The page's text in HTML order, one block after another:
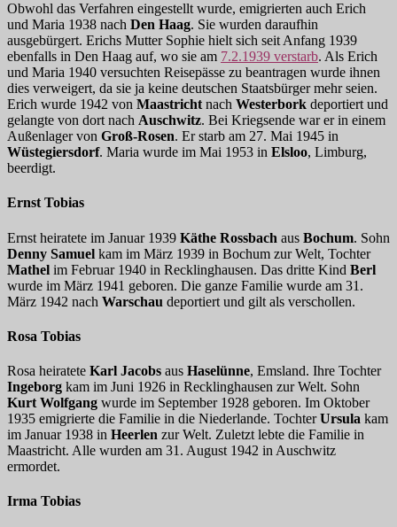
Obwohl das Verfahren eingestellt wurde, emigrierten auch Erich
und Maria 1938 nach Den Haag. Sie wurden daraufhin
ausgebürgert. Erichs Mutter Sophie hielt sich seit Anfang 1939
ebenfalls in Den Haag auf, wo sie am 7.2.1939 verstarb. Als Erich
und Maria 1940 versuchten Reisepässe zu beantragen wurde ihnen
dies verweigert, da sie ja keine deutschen Staatsbürger mehr seien.
Erich wurde 1942 von Maastricht nach Westerbork deportiert und
gelangte von dort nach Auschwitz. Bei Kriegsende war er in einem
Außenlager von Groß-Rosen. Er starb am 27. Mai 1945 in
Wüstegiersdorf. Maria wurde im Mai 1953 in Elsloo, Limburg,
beerdigt.
Ernst Tobias
Ernst heiratete im Januar 1939 Käthe Rossbach aus Bochum. Sohn
Denny Samuel kam im März 1939 in Bochum zur Welt, Tochter
Mathel im Februar 1940 in Recklinghausen. Das dritte Kind Berl
wurde im März 1941 geboren. Die ganze Familie wurde am 31.
März 1942 nach Warschau deportiert und gilt als verschollen.
Rosa Tobias
Rosa heiratete Karl Jacobs aus Haselünne, Emsland. Ihre Tochter
Ingeborg kam im Juni 1926 in Recklinghausen zur Welt. Sohn
Kurt Wolfgang wurde im September 1928 geboren. Im Oktober
1935 emigrierte die Familie in die Niederlande. TochterUrsula kam
im Januar 1938 in Heerlen zur Welt. Zuletzt lebte die Familie in
Maastricht. Alle wurden am 31. August 1942 in Auschwitz
ermordet.
Irma Tobias